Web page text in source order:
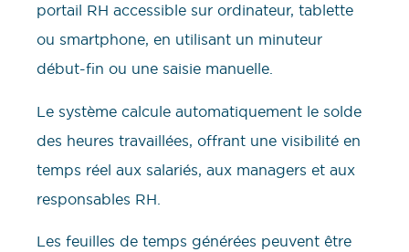
portail RH accessible sur ordinateur, tablette
ou smartphone, en utilisant un minuteur
début-fin ou une saisie manuelle.
Le système calcule automatiquement le solde
des heures travaillées, offrant une visibilité en
temps réel aux salariés, aux managers et aux
responsables RH.
Les feuilles de temps générées peuvent être